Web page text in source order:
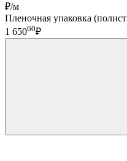
₽/м
Пленочная упаковка
1 65060₽